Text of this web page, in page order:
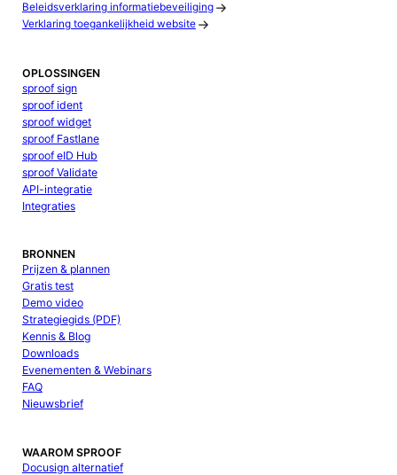
Beleidsverklaring informatiebeveiliging
Verklaring toegankelijkheid website
OPLOSSINGEN
sproof sign
sproof ident
sproof widget
sproof Fastlane
sproof eID Hub
sproof Validate
API-integratie
Integraties
BRONNEN
Prijzen & plannen
Gratis test
Demo video
Strategiegids (PDF)
Kennis & Blog
Downloads
Evenementen & Webinars
FAQ
Nieuwsbrief
WAAROM SPROOF
Docusign alternatief